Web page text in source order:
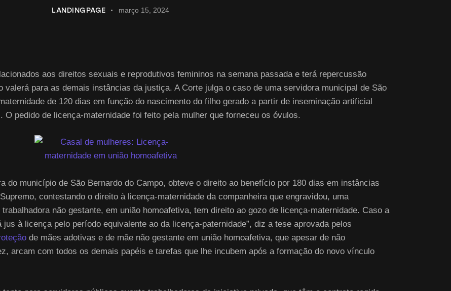
LANDINGPAGE março 15, 2024
aos direitos sexuais e reprodutivos femininos na semana passada e terá repercussão
valerá para as demais instâncias da justiça. A Corte julga o caso de uma servidora municipal de São
de 120 dias em função do nascimento do filho gerado a partir de inseminação artificial
O pedido de licença-maternidade foi feito pela mulher que forneceu os óvulos.
do município de São Bernardo do Campo, obteve o direito ao benefício por 180 dias em instâncias
contestando o direito à licença-maternidade da companheira que engravidou, uma
não gestante, em união homoafetiva, tem direito ao gozo de licença-maternidade. Caso a
à licença pelo período equivalente ao da licença-paternidade”, diz a tese aprovada pelos
de mães adotivas e de mãe não gestante em união homoafetiva, que apesar de não
arcam com todos os demais papéis e tarefas que lhe incubem após a formação do novo vínculo